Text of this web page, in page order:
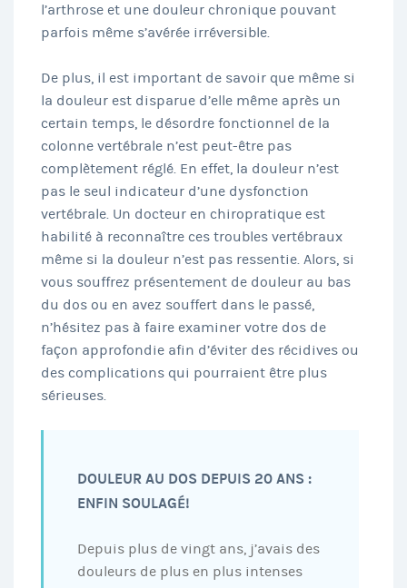
l’arthrose et une douleur chronique pouvant
parfois même s’avérée irréversible.
De plus, il est important de savoir que même si
la douleur est disparue d’elle même après un
certain temps, le désordre fonctionnel de la
colonne vertébrale n’est peut-être pas
complètement réglé. En effet, la douleur n’est
pas le seul indicateur d’une dysfonction
vertébrale. Un docteur en chiropratique est
habilité à reconnaître ces troubles vertébraux
même si la douleur n’est pas ressentie. Alors, si
vous souffrez présentement de douleur au bas
du dos ou en avez souffert dans le passé,
n’hésitez pas à faire examiner votre dos de
façon approfondie afin d’éviter des récidives ou
des complications qui pourraient être plus
sérieuses.
DOULEUR AU DOS DEPUIS 20 ANS :
ENFIN SOULAGÉ!
Depuis plus de vingt ans, j’avais des
douleurs de plus en plus intenses